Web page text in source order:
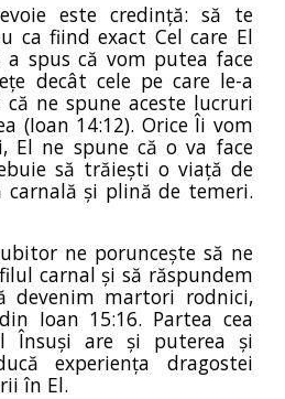
este credință: să te
ca fiind exact Cel care El
a spus că vom putea face
decât cele pe care le-a
ne spune aceste lucruri
(Ioan 14:12). Orice Îi vom
El ne spune că o va face
să trăiești o viață de
carnală și plină de temeri.
ne poruncește să ne
carnal și să răspundem
devenim martori rodnici,
Ioan 15:16. Partea cea
Însuși are și puterea și
experiența dragostei
în El.